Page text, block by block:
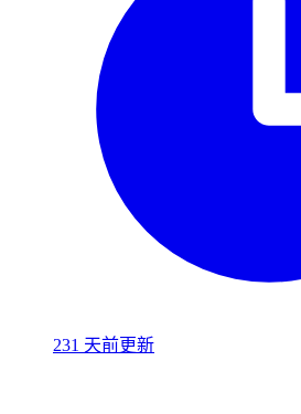
231 天前更新